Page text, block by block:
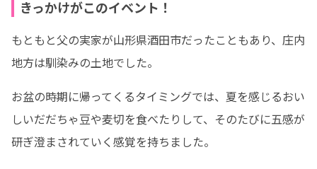
きっかけがこのイベント！
もともと父の実家が山形県酒田市だったこともあり、庄内
地方は馴染みの土地でした。
お盆の時期に帰ってくるタイミングでは、夏を感じるおい
しいだだちゃ豆や麦切を食べたりして、そのたびに五感が
研ぎ澄まされていく感覚を持ちました。